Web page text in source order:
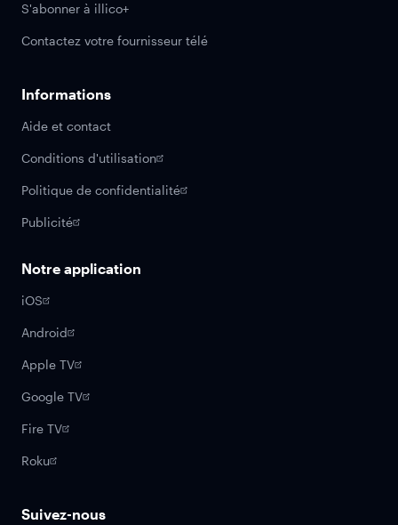
S'abonner à illico+
Contactez votre fournisseur télé
Informations
Aide et contact
Conditions d'utilisation
Politique de confidentialité
Publicité
Notre application
iOS
Android
Apple TV
Google TV
Fire TV
Roku
Suivez-nous